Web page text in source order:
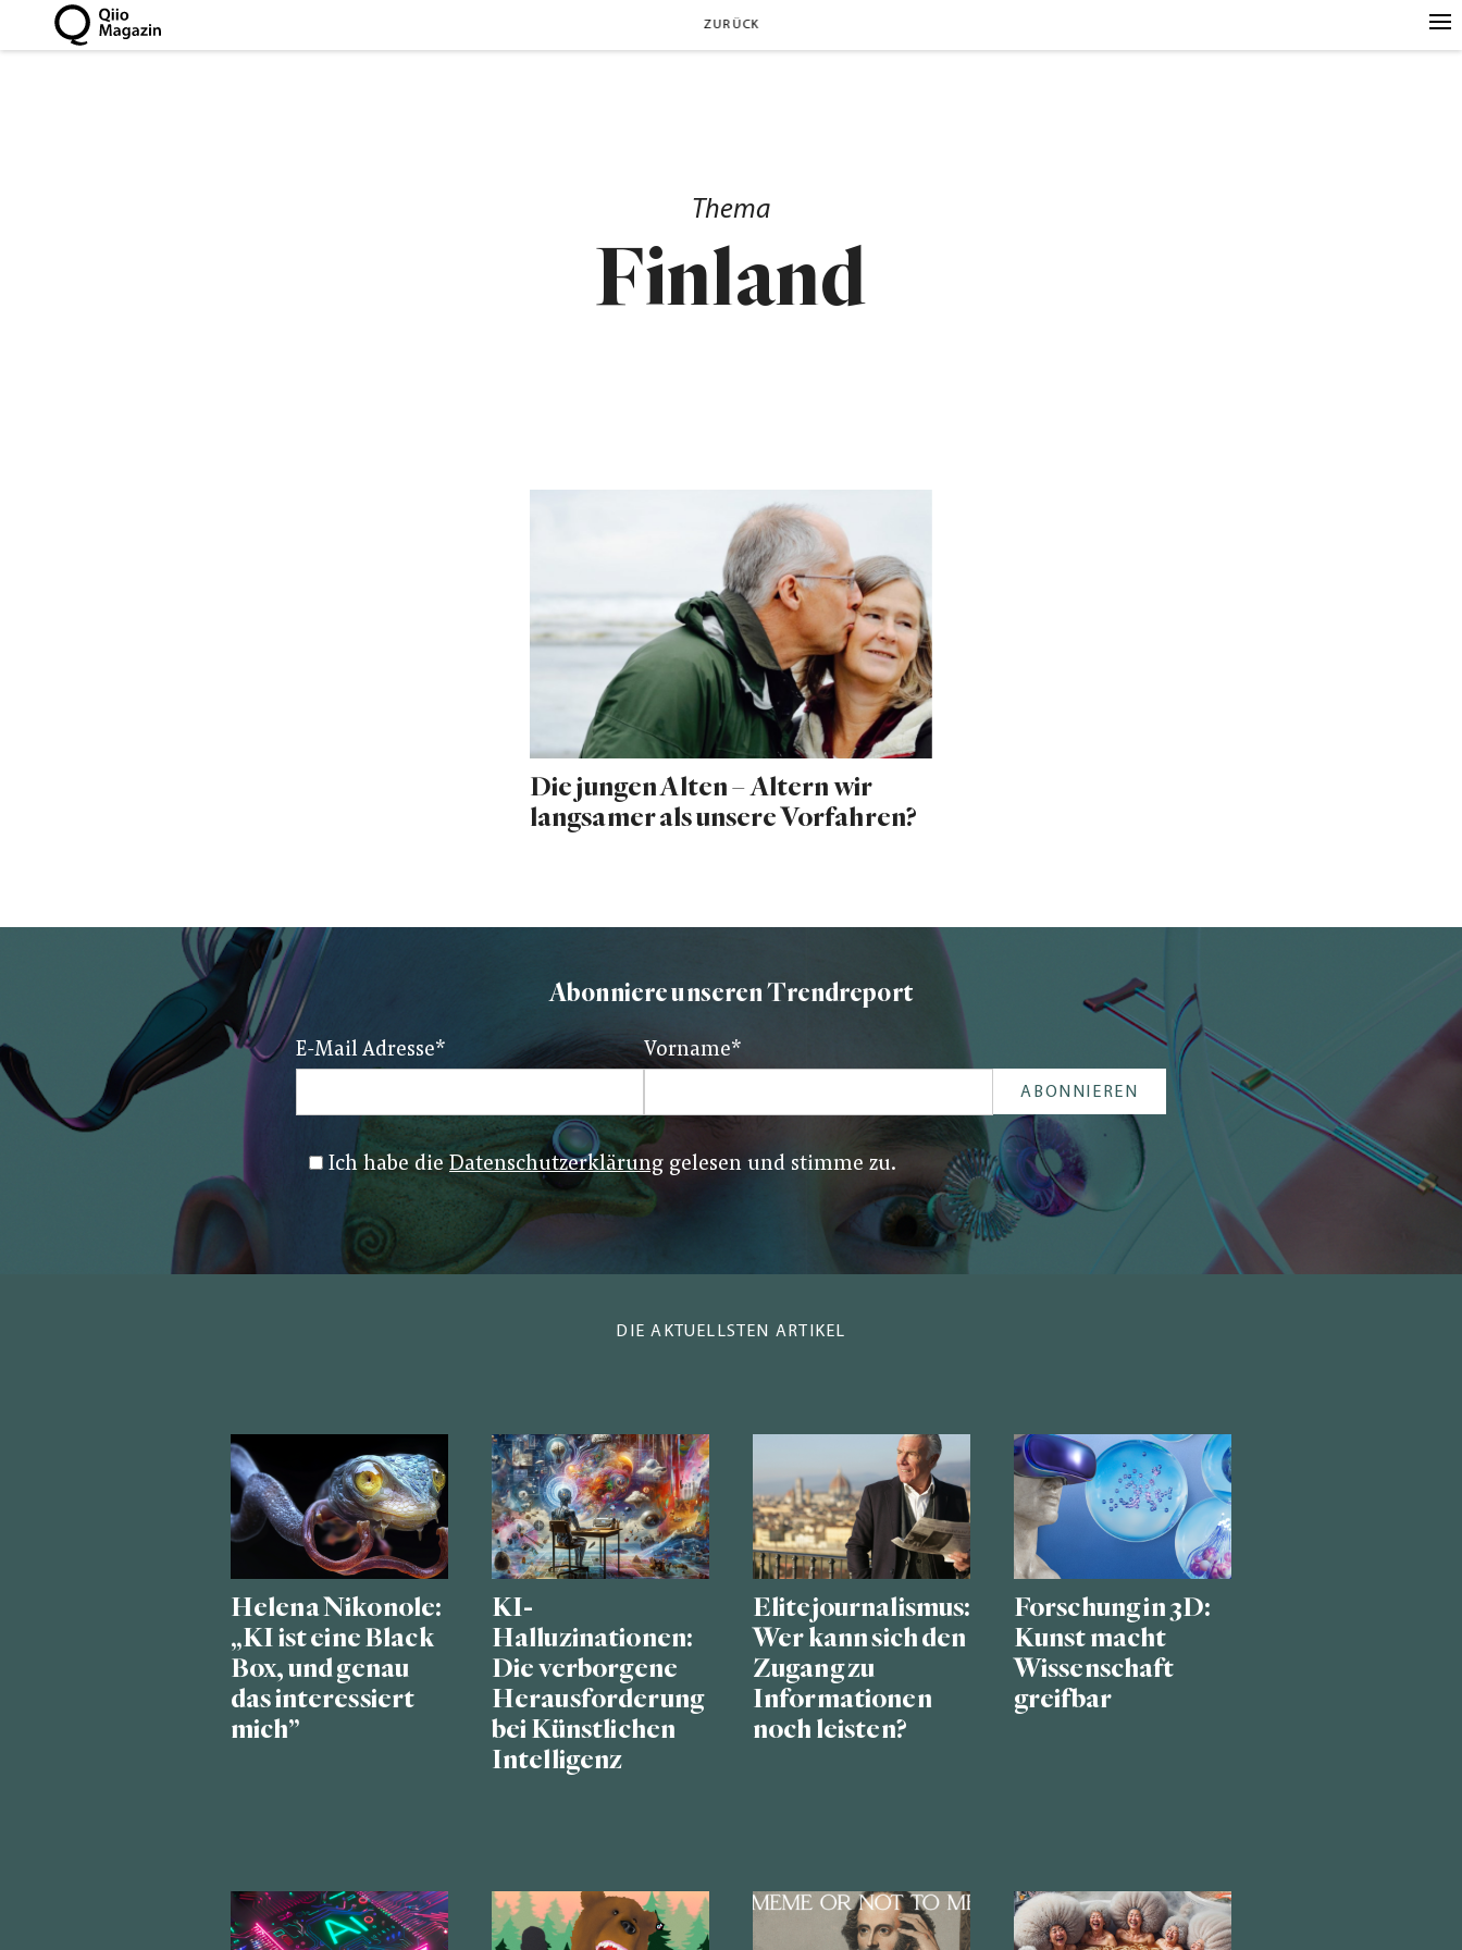
ZURÜCK
Thema
Finland
Die jungen Alten – Altern wir
langsamer als unsere Vorfahren?
Abonniere unseren Trendreport
E-Mail Adresse* Vorname*
Ich habe dieDatenschutzerklärung gelesen und stimme zu.
DIE AKTUELLSTEN ARTIKEL
Helena Nikonole:
„KI ist eine Black
Box, und genau
das interessiert
mich”
KI-
Halluzinationen:
Die verborgene
Herausforderung
bei Künstlichen
Intelligenz
Elitejournalismus:
Wer kann sich den
Zugang zu
Informationen
noch leisten?
Forschung in 3D:
Kunst macht
Wissenschaft
greifbar